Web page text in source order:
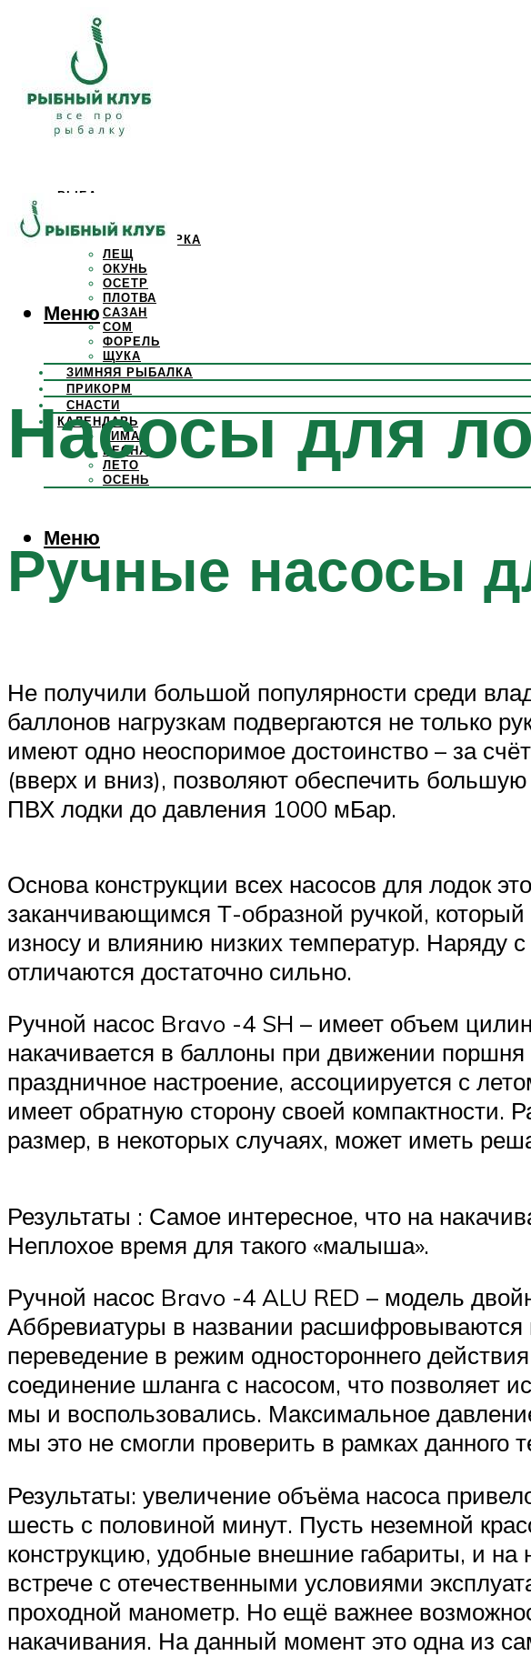
РЫБА
КАРП
КРАСНОПЕРКА
ЛЕЩ
ОКУНЬ
ОСЕТР
ПЛОТВА
САЗАН
СОМ
ФОРЕЛЬ
ЩУКА
ЗИМНЯЯ РЫБАЛКА
ПРИКОРМ
СНАСТИ
КАЛЕНДАРЬ
ЗИМА
ВЕСНА
ЛЕТО
ОСЕНЬ
Меню
Меню
Насосы для
Ручные насосы
Не получили большой популярности среди
баллонов нагрузкам подвергаются не только
имеют одно неоспоримое достоинство – за
(вверх и вниз), позволяют обеспечить
ПВХ лодки до давления 1000 мБар.
Основа конструкции всех насосов для лодок
заканчивающимся Т-образной ручкой,
износу и влиянию низких температур. Наряду
отличаются достаточно сильно.
Ручной насос Bravo -4 SH – имеет объем
накачивается в баллоны при движении поршня
праздничное настроение, ассоциируется с
имеет обратную сторону своей компактности.
размер, в некоторых случаях, может иметь
Результаты : Самое интересное, что на
Неплохое время для такого «малыша».
Ручной насос Bravo -4 ALU RED – модель
Аббревиатуры в названии расшифровываются
переведение в режим одностороннего
соединение шланга с насосом, что позволяет
мы и воспользовались. Максимальное
мы это не смогли проверить в рамках данного
Результаты: увеличение объёма насоса
шесть с половиной минут. Пусть неземной
конструкцию, удобные внешние габариты, и на
встрече с отечественными условиями
проходной манометр. Но ещё важнее
накачивания. На данный момент это одна из